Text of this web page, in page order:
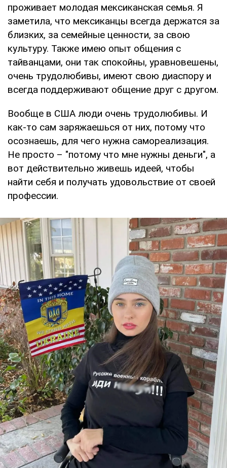
проживает молодая мексиканская семья. Я
заметила, что мексиканцы всегда держатся за
близких, за семейные ценности, за свою
культуру. Также имею опыт общения с
тайванцами, они так спокойны, уравновешены,
очень трудолюбивы, имеют свою диаспору и
всегда поддерживают общение друг с другом.
Вообще в США люди очень трудолюбивы. И
как-то сам заряжаешься от них, потому что
осознаешь, для чего нужна самореализация.
Не просто – "потому что мне нужны деньги", а
вот действительно живешь идеей, чтобы
найти себя и получать удовольствие от своей
профессии.